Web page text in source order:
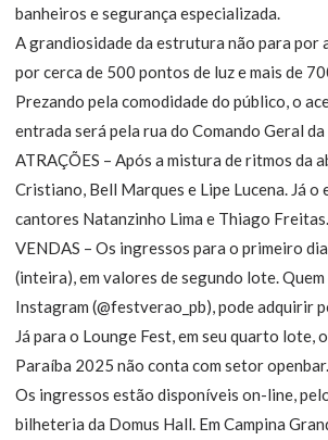
banheiros e segurança especializada.
A grandiosidade da estrutura não para por
por cerca de 500 pontos de luz e mais de
Prezando pela comodidade do público, o
entrada será pela rua do Comando Geral
ATRAÇÕES – Após a mistura de ritmos da
Cristiano, Bell Marques e Lipe Lucena. Já
cantores Natanzinho Lima e Thiago Freitas.
VENDAS – Os ingressos para o primeiro
(inteira), em valores de segundo lote.
Instagram (@festverao_pb), pode adquirir
Já para o Lounge Fest, em seu quarto
Paraíba 2025 não conta com setor openbar.
Os ingressos estão disponíveis on-line,
bilheteria da Domus Hall. Em Campina